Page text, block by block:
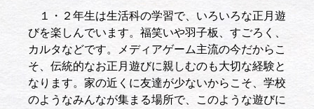
１・２年生は生活科の学習で、いろいろな正月遊
びを楽しんでいます。福笑いや羽子板、すごろく、
カルタなどです。メディアゲーム主流の今だからこ
そ、伝統的なお正月遊びに親しむのも大切な経験と
なります。家の近くに友達が少ないからこそ、学校
のようなみんなが集まる場所で、このような遊びに